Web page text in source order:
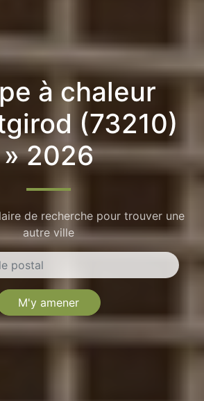
à chaleur
(73210)
» 2026
de recherche pour trouver une
autre ville
M'y amener